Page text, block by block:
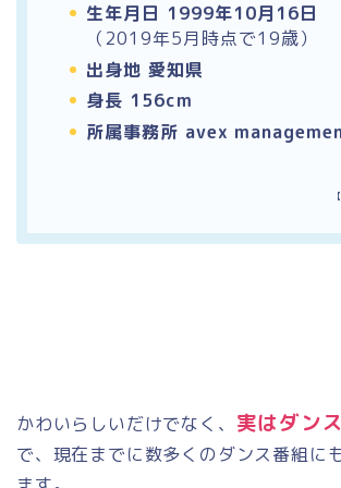
生年月日 1999年10月16日
（2019年5月時点で19歳）
出身地 愛知県
身長 156cm
所属事務所 avex
かわいらしいだけでなく、 実はダン
で、現在までに数多くのダンス番組に